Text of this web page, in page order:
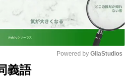
Powered by GliaStudios
義語